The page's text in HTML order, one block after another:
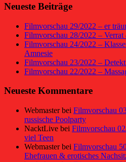
Neueste Beiträge
Filmvorschau 29/2022 – er
Filmvorschau 28/2022 –
Filmvorschau 24/2022 –
Amnesie
Filmvorschau 23/2022 –
Filmvorschau 22/2022 –
Neueste Kommentare
Webmasterbei Filmvorschau
russische Poolparty
NacktLive bei Filmvorschau
viel Teen
Webmasterbei Filmvorschau
Ehefrauen & erotisches